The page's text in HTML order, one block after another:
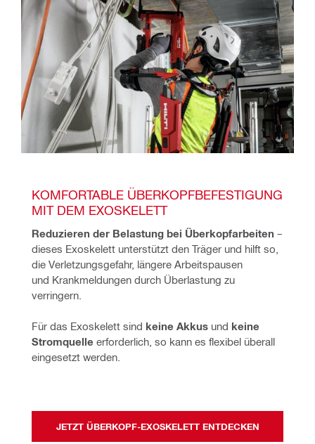
KOMFORTABLE ÜBERKOPFBEFESTIGUNG
MIT DEM EXOSKELETT
Reduzieren der Belastung bei Überkopfarbeiten –
dieses Exoskelett unterstützt den Träger und hilft so,
die Verletzungsgefahr, längere Arbeitspausen
und Krankmeldungen durch Überlastung zu
verringern.
Für das Exoskelett sind keine Akkus und keine
Stromquelle erforderlich, so kann es flexibel überall
eingesetzt werden. ​
JETZT ÜBERKOPF-EXOSKELETT ENTDECKEN